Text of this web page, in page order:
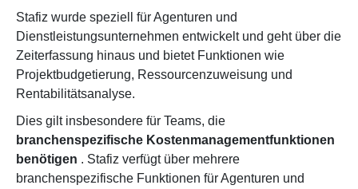
Stafiz wurde speziell für Agenturen und
Dienstleistungsunternehmen entwickelt und geht über die
Zeiterfassung hinaus und bietet Funktionen wie
Projektbudgetierung, Ressourcenzuweisung und
Rentabilitätsanalyse.
Dies gilt insbesondere für Teams, die
branchenspezifische Kostenmanagementfunktionen
benötigen . Stafiz verfügt über mehrere
branchenspezifische Funktionen für Agenturen und